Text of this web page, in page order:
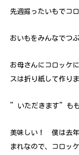
先週掘ったいもでコ
おいもをみんなでつ
お母さんにコロッケ
スは折り紙して作り
”いただきます”もも
美味しい！ 僕は去年
まれなので、コロッ